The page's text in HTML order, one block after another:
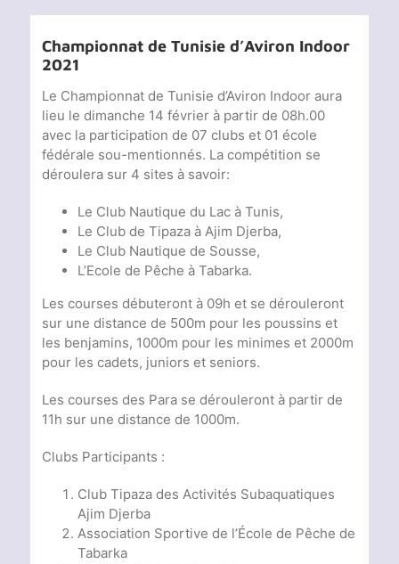
Championnat de Tunisie d’Aviron Indoor
2021
Le Championnat de Tunisie d’Aviron Indoor aura
lieu le dimanche 14 février à partir de 08h.00
avec la participation de 07 clubs et 01 école
fédérale sou-mentionnés. La compétition se
déroulera sur 4 sites à savoir:
Le Club Nautique du Lac à Tunis,
Le Club de Tipaza à Ajim Djerba,
Le Club Nautique de Sousse,
L’Ecole de Pêche à Tabarka.
Les courses débuteront à 09h et se dérouleront
sur une distance de 500m pour les poussins et
les benjamins, 1000m pour les minimes et 2000m
pour les cadets, juniors et seniors.
Les courses des Para se dérouleront à partir de
11h sur une distance de 1000m.
Clubs Participants :
Club Tipaza des Activités Subaquatiques
Ajim Djerba
Association Sportive de l’École de Pêche de
Tabarka